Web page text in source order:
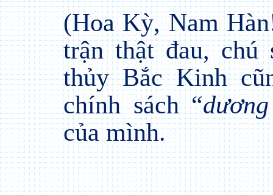
(Hoa Kỳ, Nam
trận thật đau, chú
thủy Bắc Kinh
chính sách “
của mình.